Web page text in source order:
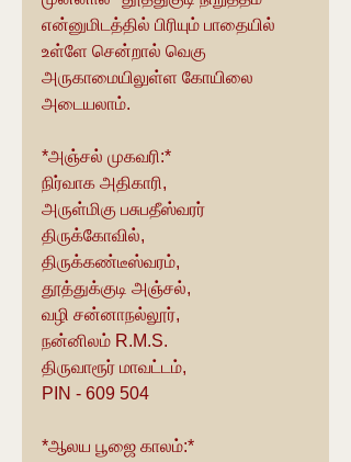
என்னுமிடத்தில் பிரியும் பாதையில்
உள்ளே சென்றால் வெகு
அருகாமையிலுள்ள கோயிலை
அடையலாம்.
*அஞ்சல் முகவரி:*
நிர்வாக அதிகாரி,
அருள்மிகு பசுபதீஸ்வரர்
திருக்கோவில்,
திருக்கண்டீஸ்வரம்,
தூத்துக்குடி அஞ்சல்,
வழி சன்னாநல்லூர்,
நன்னிலம் R.M.S.
திருவாரூர் மாவட்டம்,
PIN - 609 504
*ஆலய பூஜை காலம்:*